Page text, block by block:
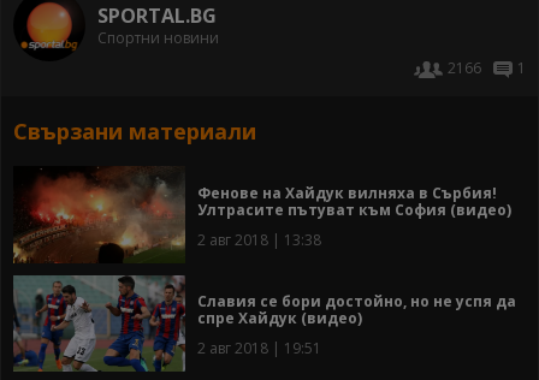
SPORTAL.BG
Спортни новини
2166
1
Свързани материали
Фенове на Хайдук вилняха в Сърбия!
Ултрасите пътуват към София (видео)
2 авг 2018 | 13:38
Славия се бори достойно, но не успя да
спре Хайдук (видео)
2 авг 2018 | 19:51